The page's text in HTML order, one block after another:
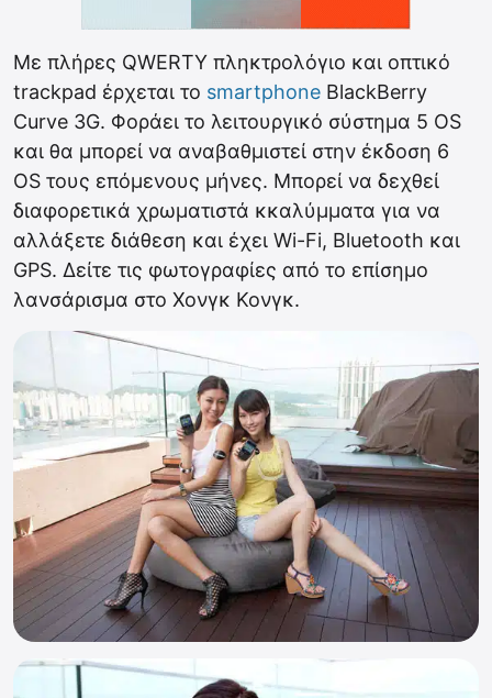
Με πλήρες QWERTY πληκτρολόγιο και οπτικό
trackpad έρχεται το smartphone BlackBerry
Curve 3G. Φοράει το λειτουργικό σύστημα 5 OS
και θα μπορεί να αναβαθμιστεί στην έκδοση 6
OS τους επόμενους μήνες. Μπορεί να δεχθεί
διαφορετικά χρωματιστά κκαλύμματα για να
αλλάξετε διάθεση και έχει Wi-Fi, Bluetooth και
GPS. Δείτε τις φωτογραφίες από το επίσημο
λανσάρισμα στο Χονγκ Κονγκ.